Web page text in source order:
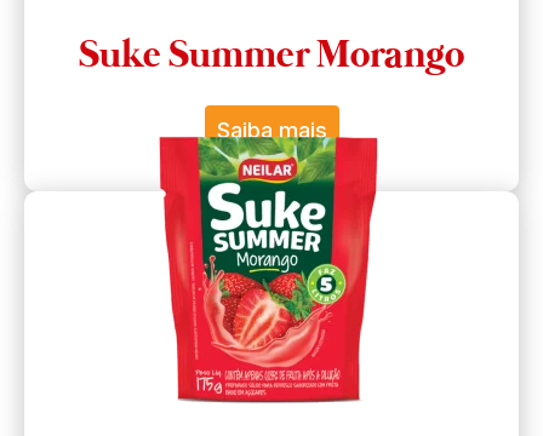
Suke Summer Morango
Saiba mais